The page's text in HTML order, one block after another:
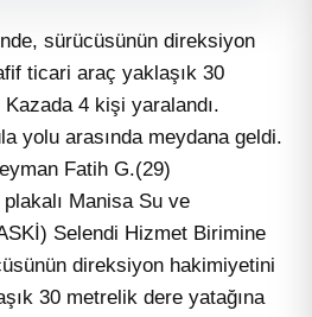
sürücüsünün direksiyon
ticari araç yaklaşık 30
4 kişi yaralandı.
yolu arasında meydana geldi.
Fatih G.(29)
Manisa Su ve
Selendi Hizmet Birimine
direksiyon hakimiyetini
30 metrelik dere yatağına